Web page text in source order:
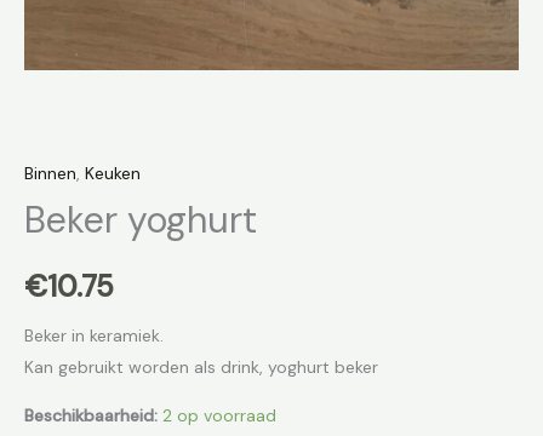
Binnen, Keuken
Beker yoghurt
€10.75
Beker in keramiek.
Kan gebruikt worden als drink, yoghurt beker
Beschikbaarheid: 2 op voorraad